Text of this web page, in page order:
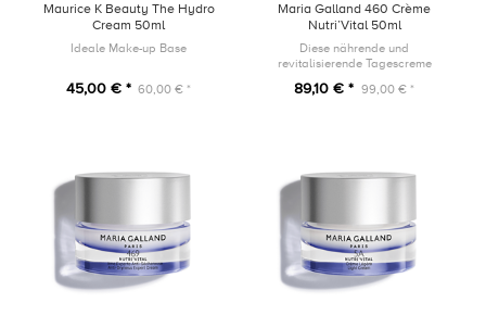
Maurice K Beauty The Hydro
Cream 50ml
Ideale Make-up Base
45,00 € * 60,00 € *
Maria Galland 460 Crème
Nutri’Vital 50ml
Diese nährende und
revitalisierende Tagescreme
weichen und reichhaltigen Textur.
89,10 € * 99,00 € *